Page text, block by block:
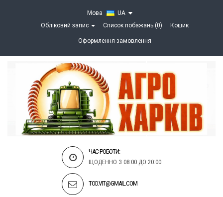
Мова
UA
Обліковий запис
Список побажань (0) Кошик
Оформлення замовлення
ЧАС РОБОТИ:
ЩОДЕННО З 08:00 ДО 20:00
TOD.VIT@GMAIL.COM